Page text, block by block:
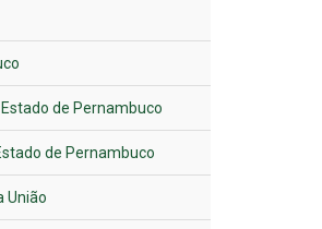
de Pernambuco
de Pernambuco
União